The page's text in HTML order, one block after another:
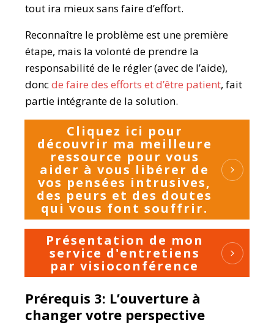
tout ira mieux sans faire d’effort.
Reconnaître le problème est une première
étape, mais la volonté de prendre la
responsabilité de le régler (avec de l’aide),
doncde faire des efforts et d’être patient, fait
partie intégrante de la solution.
Cliquez ici pour
découvrir ma meilleure
ressource pour vous
aider à vous libérer de
vos pensées intrusives,
des peurs et des doutes
qui vous font souffrir.
Présentation de mon
service d'entretiens
par visioconférence
Prérequis 3: L’ouverture à
changer votre perspective